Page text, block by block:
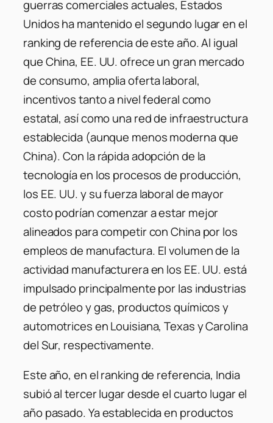
guerras comerciales actuales, Estados
Unidos ha mantenido el segundo lugar en el
ranking de referencia de este año. Al igual
que China, EE. UU. ofrece un gran mercado
de consumo, amplia oferta laboral,
incentivos tanto a nivel federal como
estatal, así como una red de infraestructura
establecida (aunque menos moderna que
China). Con la rápida adopción de la
tecnología en los procesos de producción,
los EE. UU. y su fuerza laboral de mayor
costo podrían comenzar a estar mejor
alineados para competir con China por los
empleos de manufactura. El volumen de la
actividad manufacturera en los EE. UU. está
impulsado principalmente por las industrias
de petróleo y gas, productos químicos y
automotrices en Louisiana, Texas y Carolina
del Sur, respectivamente.
Este año, en el ranking de referencia, India
subió al tercer lugar desde el cuarto lugar el
año pasado. Ya establecida en productos